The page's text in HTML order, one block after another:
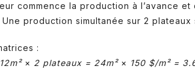
commence la production à l’avance
production simultanée sur 2 plateaux
:
× 2 plateaux = 24m² × 150 $/m² =